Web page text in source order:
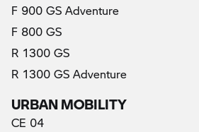
F 900 GS Adventure
F 800 GS
R 1300 GS
R 1300 GS Adventure
URBAN MOBILITY
CE 04